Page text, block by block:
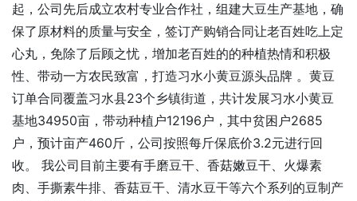
起，公司先后成立农村专业合作社，组建大豆生产基地，确
保了原材料的质量与安全，签订产购销合同让老百姓吃上定
心丸，免除了后顾之忧，增加老百姓的的种植热情和积极
性、带动一方农民致富，打造习水小黄豆源头品牌 。黄豆
订单合同覆盖习水县23个乡镇街道，共计发展习水小黄豆
基地34950亩，带动种植户12196户，其中贫困户2685
户，预计亩产460斤，公司按照每斤保底价3.2元进行回
收。 我公司目前主要有手磨豆干、香菇嫩豆干、火爆素
肉、手撕素牛排、香菇豆干、清水豆干等六个系列的豆制产